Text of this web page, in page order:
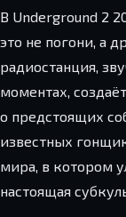
В Underground 2
это не погони, а
радиостанция,
моментах,
о предстоящих
известных
мира, в котором
настоящая